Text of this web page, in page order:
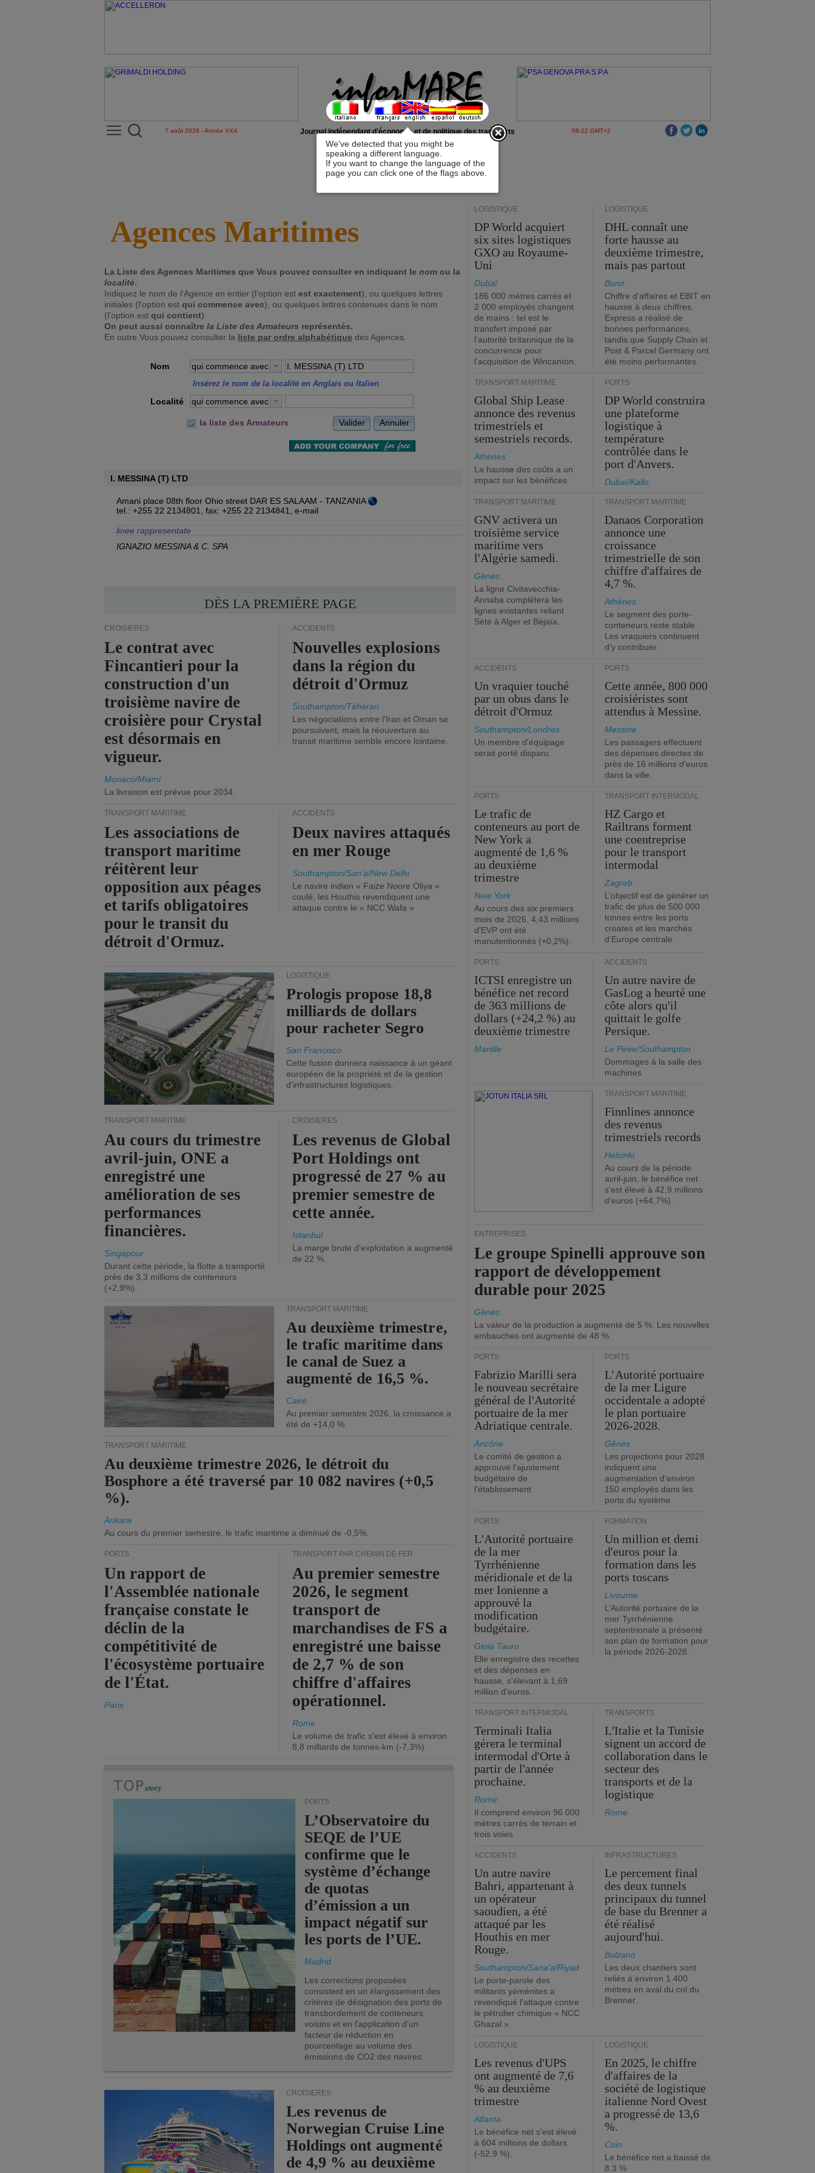
We've detected that you might be
speaking a different language.
If you want to change the language of the
page you can click one of the flags above.
x
7 août 2026 - Année XXX Journal indépendant d'économie et de politique des transports 08:22 GMT+2
Agences Maritimes
La Liste des Agences Maritimes que Vous pouvez consulter en indiquant le nom ou la
localité.
Indiquez le nom de l'Agence en entier (l'option est est exactement), ou quelques lettres
initiales (l'option est qui commence avec), ou quelques lettres contenues dans le nom
(l'option est qui contient).
On peut aussi connaître la Liste des Armateurs représentés.
En outre Vous pouvez consulter la liste par ordre alphabétique des Agences.
Nom qui commence avec
Insérez le nom de la localité en Anglais ou Italien
Localité qui commence avec
la liste des Armateurs Valider Annuler
I. MESSINA (T) LTD
Amani place 08th floor Ohio street DAR ES SALAAM - TANZANIA
tel.: +255 22 2134801, fax: +255 22 2134841, e-mail
linee rappresentate
IGNAZIO MESSINA & C. SPA
DÈS LA PREMIÈRE PAGE
CROISIÈRES
Le contrat avec
Fincantieri pour la
construction d'un
troisième navire de
croisière pour Crystal
est désormais en
vigueur.
Monaco/Miami
La livraison est prévue pour 2034.
ACCIDENTS
Nouvelles explosions
dans la région du
détroit d'Ormuz
Southampton/Téhéran
Les négociations entre l'Iran et Oman se
poursuivent, mais la réouverture au
transit maritime semble encore lointaine.
TRANSPORT MARITIME
Les associations de
transport maritime
réitèrent leur
opposition aux péages
et tarifs obligatoires
pour le transit du
détroit d'Ormuz.
ACCIDENTS
Deux navires attaqués
en mer Rouge
Southampton/San'a/New Delhi
Le navire indien « Faize Noore Oliya »
coulé, les Houthis revendiquent une
attaque contre le « NCC Wafa »
LOGISTIQUE
Prologis propose 18,8
milliards de dollars
pour racheter Segro
San Francisco
Cette fusion donnera naissance à un géant
européen de la propriété et de la gestion
d'infrastructures logistiques.
TRANSPORT MARITIME
Au cours du trimestre
avril-juin, ONE a
enregistré une
amélioration de ses
performances
financières.
Singapour
Durant cette période, la flotte a transporté
près de 3,3 millions de conteneurs
(+2,9%).
CROISIÈRES
Les revenus de Global
Port Holdings ont
progressé de 27 % au
premier semestre de
cette année.
Istanbul
La marge brute d'exploitation a augmenté
de 22 %.
TRANSPORT MARITIME
Au deuxième trimestre,
le trafic maritime dans
le canal de Suez a
augmenté de 16,5 %.
Caire
Au premier semestre 2026, la croissance a
été de +14,0 %.
TRANSPORT MARITIME
Au deuxième trimestre 2026, le détroit du
Bosphore a été traversé par 10 082 navires (+0,5
%).
Ankara
Au cours du premier semestre, le trafic maritime a diminué de -0,5%.
PORTS
Un rapport de
l'Assemblée nationale
française constate le
déclin de la
compétitivité de
l'écosystème portuaire
de l'État.
Paris
TRANSPORT PAR CHEMIN DE FER
Au premier semestre
2026, le segment
transport de
marchandises de FS a
enregistré une baisse
de 2,7 % de son
chiffre d'affaires
opérationnel.
Rome
Le volume de trafic s'est élevé à environ
8,8 milliards de tonnes-km (-7,3%).
PORTS
L’Observatoire du
SEQE de l’UE
confirme que le
système d’échange
de quotas
d’émission a un
impact négatif sur
les ports de l’UE.
Madrid
Les corrections proposées
consistent en un élargissement des
critères de désignation des ports de
transbordement de conteneurs
voisins et en l'application d'un
facteur de réduction en
pourcentage au volume des
émissions de CO2 des navires.
CROISIÈRES
Les revenus de
Norwegian Cruise Line
Holdings ont augmenté
de 4,9 % au deuxième
LOGISTIQUE
DP World acquiert
six sites logistiques
GXO au Royaume-
Uni
Dubaï
186 000 mètres carrés et
2 000 employés changent
de mains : tel est le
transfert imposé par
l’autorité britannique de la
concurrence pour
l’acquisition de Wincanton.
LOGISTIQUE
DHL connaît une
forte hausse au
deuxième trimestre,
mais pas partout
Bonn
Chiffre d'affaires et EBIT en
hausse à deux chiffres.
Express a réalisé de
bonnes performances,
tandis que Supply Chain et
Post & Parcel Germany ont
été moins performantes.
TRANSPORT MARITIME
Global Ship Lease
annonce des revenus
trimestriels et
semestriels records.
Athènes
La hausse des coûts a un
impact sur les bénéfices
PORTS
DP World construira
une plateforme
logistique à
température
contrôlée dans le
port d'Anvers.
Dubaï/Kallo
TRANSPORT MARITIME
GNV activera un
troisième service
maritime vers
l'Algérie samedi.
Gênes
La ligne Civitavecchia-
Annaba complétera les
lignes existantes reliant
Sète à Alger et Béjaïa.
TRANSPORT MARITIME
Danaos Corporation
annonce une
croissance
trimestrielle de son
chiffre d'affaires de
4,7 %.
Athènes
Le segment des porte-
conteneurs reste stable.
Les vraquiers continuent
d'y contribuer.
ACCIDENTS
Un vraquier touché
par un obus dans le
détroit d'Ormuz
Southampton/Londres
Un membre d'équipage
serait porté disparu.
PORTS
Cette année, 800 000
croisiéristes sont
attendus à Messine.
Messine
Les passagers effectuent
des dépenses directes de
près de 16 millions d'euros
dans la ville.
PORTS
Le trafic de
conteneurs au port de
New York a
augmenté de 1,6 %
au deuxième
trimestre
New York
Au cours des six premiers
mois de 2026, 4,43 millions
d'EVP ont été
manutentionnés (+0,2%).
TRANSPORT INTERMODAL
HZ Cargo et
Railtrans forment
une coentreprise
pour le transport
intermodal
Zagreb
L’objectif est de générer un
trafic de plus de 500 000
tonnes entre les ports
croates et les marchés
d’Europe centrale.
PORTS
ICTSI enregistre un
bénéfice net record
de 363 millions de
dollars (+24,2 %) au
deuxième trimestre
Manille
ACCIDENTS
Un autre navire de
GasLog a heurté une
côte alors qu'il
quittait le golfe
Persique.
Le Pirée/Southampton
Dommages à la salle des
machines
TRANSPORT MARITIME
Finnlines annonce
des revenus
trimestriels records
Helsinki
Au cours de la période
avril-juin, le bénéfice net
s'est élevé à 42,9 millions
d'euros (+64,7%).
ENTREPRISES
Le groupe Spinelli approuve son
rapport de développement
durable pour 2025
Gênes
La valeur de la production a augmenté de 5 %. Les nouvelles
embauches ont augmenté de 48 %.
PORTS
Fabrizio Marilli sera
le nouveau secrétaire
général de l'Autorité
portuaire de la mer
Adriatique centrale.
Ancône
Le comité de gestion a
approuvé l'ajustement
budgétaire de
l'établissement
PORTS
L’Autorité portuaire
de la mer Ligure
occidentale a adopté
le plan portuaire
2026-2028.
Gênes
Les projections pour 2028
indiquent une
augmentation d'environ
150 employés dans les
ports du système
PORTS
L'Autorité portuaire
de la mer
Tyrrhénienne
méridionale et de la
mer Ionienne a
approuvé la
modification
budgétaire.
Gioia Tauro
Elle enregistre des recettes
et des dépenses en
hausse, s'élevant à 1,69
million d'euros.
FORMATION
Un million et demi
d'euros pour la
formation dans les
ports toscans
Livourne
L’Autorité portuaire de la
mer Tyrrhénienne
septentrionale a présenté
son plan de formation pour
la période 2026-2028.
TRANSPORT INTERMODAL
Terminali Italia
gérera le terminal
intermodal d'Orte à
partir de l'année
prochaine.
Rome
Il comprend environ 96 000
mètres carrés de terrain et
trois voies
TRANSPORTS
L'Italie et la Tunisie
signent un accord de
collaboration dans le
secteur des
transports et de la
logistique
Rome
ACCIDENTS
Un autre navire
Bahri, appartenant à
un opérateur
saoudien, a été
attaqué par les
Houthis en mer
Rouge.
Southampton/Sana'a/Riyad
Le porte-parole des
militants yéménites a
revendiqué l'attaque contre
le pétrolier chimique « NCC
Ghazal ».
INFRASTRUCTURES
Le percement final
des deux tunnels
principaux du tunnel
de base du Brenner a
été réalisé
aujourd'hui.
Bolzano
Les deux chantiers sont
reliés à environ 1 400
mètres en aval du col du
Brenner.
LOGISTIQUE
Les revenus d'UPS
ont augmenté de 7,6
% au deuxième
trimestre
Atlanta
Le bénéfice net s'est élevé
à 604 millions de dollars
(-52,9 %).
LOGISTIQUE
En 2025, le chiffre
d'affaires de la
société de logistique
italienne Nord Ovest
a progressé de 13,6
%.
Coin
Le bénéfice net a baissé de
8,3 %